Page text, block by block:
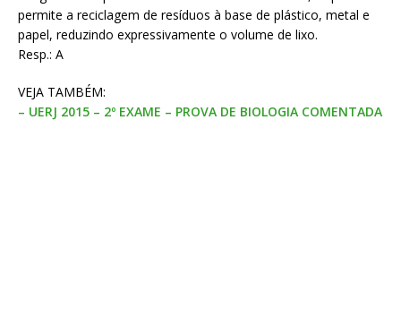
permite a reciclagem de resíduos à base de plástico, metal e
papel, reduzindo expressivamente o volume de lixo.
Resp.: A
VEJA TAMBÉM:
– UERJ 2015 – 2º EXAME – PROVA DE BIOLOGIA COMENTADA